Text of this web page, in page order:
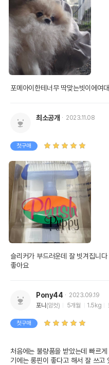
포메아이한테너무 딱맞는빗이에여
최소공개 2023.11.08
첫구매
슬리커가 부드러운데 잘 빗겨집니다
좋아요
Pony44
2023.09.19
포니 (암컷) 5개월 1.5kg
첫구매
처음에는 불량품을 받았는데 빠르
기에는 롱핀이 좋다고 해서 잘 쓰고